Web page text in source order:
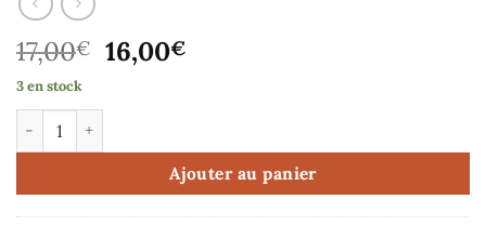
17,00€ Le
prix
17,00€.
16,00€
16,00€.
3 en stock
Ajouter au panier